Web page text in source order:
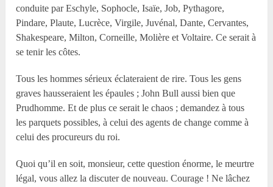
conduite par Eschyle, Sophocle, Isaïe, Job, Pythagore,
Pindare, Plaute, Lucrèce, Virgile, Juvénal, Dante, Cervantes,
Shakespeare, Milton, Corneille, Molière et Voltaire. Ce serait à
se tenir les côtes.
Tous les hommes sérieux éclateraient de rire. Tous les gens
graves hausseraient les épaules ; John Bull aussi bien que
Prudhomme. Et de plus ce serait le chaos ; demandez à tous
les parquets possibles, à celui des agents de change comme à
celui des procureurs du roi.
Quoi qu’il en soit, monsieur, cette question énorme, le meurtre
légal, vous allez la discuter de nouveau. Courage ! Ne lâchez